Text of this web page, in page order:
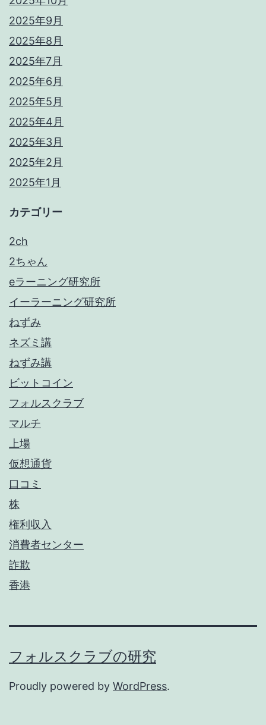
2025年9月
2025年8月
2025年7月
2025年6月
2025年5月
2025年4月
2025年3月
2025年2月
2025年1月
カテゴリー
2ch
2ちゃん
eラーニング研究所
イーラーニング研究所
ねずみ
ネズミ講
ねずみ講
ビットコイン
フォルスクラブ
マルチ
上場
仮想通貨
口コミ
株
権利収入
消費者センター
詐欺
香港
フォルスクラブの研究
Proudly powered by WordPress.